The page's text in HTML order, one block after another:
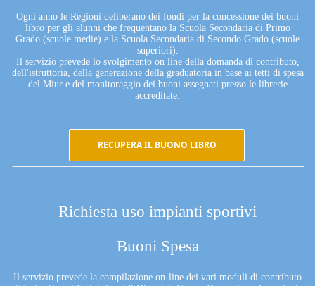
Ogni anno le Regioni deliberano dei fondi per la concessione dei buoni
libro per gli alunni che frequentano la Scuola Secondaria di Primo
Grado (scuole medie) e la Scuola Secondaria di Secondo Grado (scuole
superiori).
Il servizio prevede lo svolgimento on line della domanda di contributo,
dell'istruttoria, della generazione della graduatoria in base ai tetti di spesa
del Miur e del monitoraggio dei buoni assegnati presso le librerie
accreditate.
RECUPERA IL BUONO LIBRO
Richiesta uso impianti sportivi
Buoni Spesa
Il servizio prevede la compilazione on-line dei vari moduli di contributo